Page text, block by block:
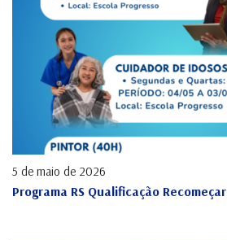
5 de maio de 2026
Programa RS Qualificação Recomeçar